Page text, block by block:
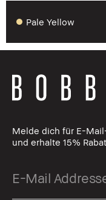
Pale Yellow
Melde dich für E-
und erhalte 15%